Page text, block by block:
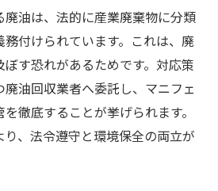
業廃棄物の正しい処理方法
令違反を防ぐための注意点
物の管理体制強化のポイント
を未然に防ぐ具体的な対策
掃で衛生と廃油管理を両立
プ清掃と廃油管理の重要な関
油は、法的に産業廃棄物に分類
付けられています。これは、廃
す恐れがあるためです。対応策
油回収業者へ委託し、マニフェ
徹底することが挙げられます。
り、法令遵守と環境保全の両立が